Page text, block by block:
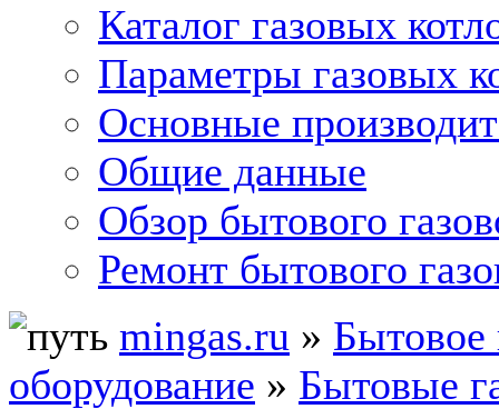
Каталог газовых
Параметры газовых
Основные
Общие данные
Обзор бытового
Ремонт бытового
mingas.ru » Бытовое
оборудование » Бытовые